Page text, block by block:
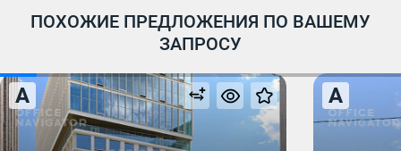
ПОХОЖИЕ ПРЕДЛОЖЕНИЯ ПО ВАШЕМУ
ЗАПРОСУ
A A